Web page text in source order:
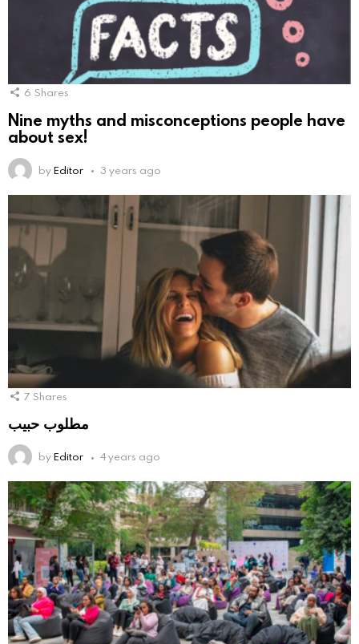
6 Shares
Nine myths and misconceptions people have
about sex!
byEditor 3 years ago
7 Shares
مطلوب حبيب
byEditor 4 years ago